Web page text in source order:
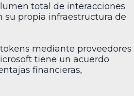
total de interacciones
su propia infraestructura de
mediante proveedores
tiene un acuerdo
financieras,